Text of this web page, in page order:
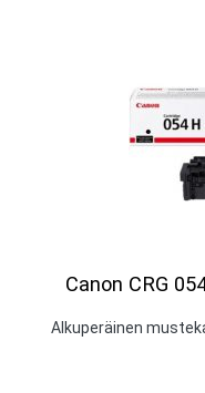
Canon CRG
Alkuperäinen